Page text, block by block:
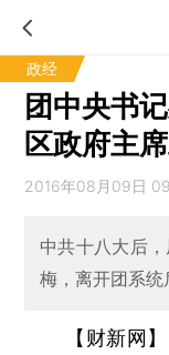
政经
团中央书
区政府主
2016年08月09日
中共十八大后
梅，离开团系
【财新网